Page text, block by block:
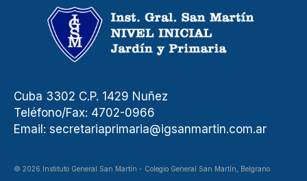
Cuba 3302 C.P. 1429 Nuñez
Teléfono/Fax: 4702-0966
Email: secretariaprimaria@igsanmartin.com.ar
© 2026 Instituto General San Martín - Colegio General San Martín, Belgrano